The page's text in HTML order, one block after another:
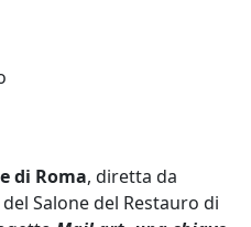
di Roma, diretta da
Salone del Restauro di